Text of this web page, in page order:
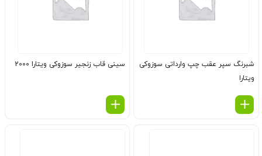
شبرنگ سپر عقب چپ وارداتی سوزوکی
ویتارا
سینی قاب زنجیر سوزوکی ویتارا 2000